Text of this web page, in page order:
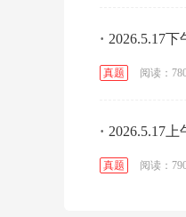
· 2026.5.17
真题 阅读：
· 2026.5.17
真题 阅读：